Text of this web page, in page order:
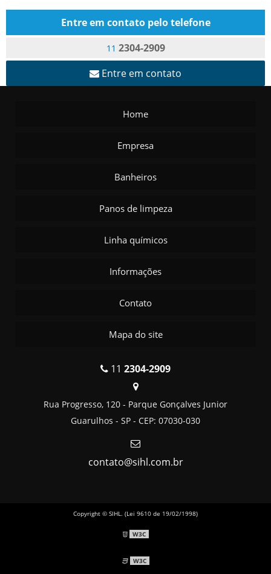
Entre em contato pelo telefone
11 2304-2909
Entre em contato
Home
Empresa
Banheiros
Panos de limpeza
Linha químicos
Informações
Contato
Mapa do site
11 2304-2909
Rua Progresso, 120 - Parque Gonçalves Junior
Guarulhos - SP - CEP: 07030-030
contato@sihl.com.br
Copyright © SIHL. (Lei 9610 de 19/02/1998)
W3C
W3C